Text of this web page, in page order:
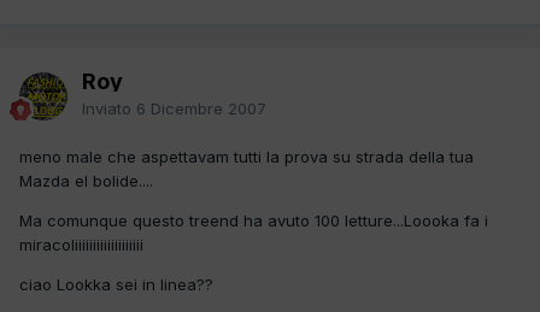
Roy
Inviato 6 Dicembre 2007
meno male che aspettavam tutti la prova su strada della tua
Mazda el bolide....
Ma comunque questo treend ha avuto 100 letture...Loooka fa i
miracoliiiiiiiiiiiiiiiiiii
ciao Lookka sei in linea??